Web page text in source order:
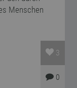
Menschen
3
0